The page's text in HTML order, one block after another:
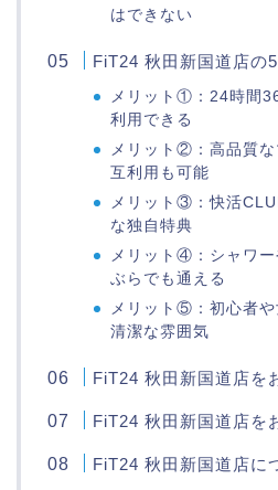
はできない
FiT24 秋田新国道店の
メリット①：24時間
利用できる
メリット②：高品質な
互利用も可能
メリット③：快活
な独自特典
メリット④：シャワ
ぶらでも通える
メリット⑤：初心者
清潔な雰囲気
FiT24 秋田新国道店を
FiT24 秋田新国道店を
FiT24 秋田新国道店に